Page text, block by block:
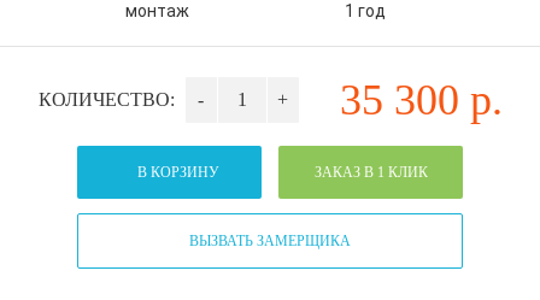
монтаж
1 год
КОЛИЧЕСТВО: - + 35 300 р.
В КОРЗИНУ ЗАКАЗ В 1 КЛИК
ВЫЗВАТЬ ЗАМЕРЩИКА